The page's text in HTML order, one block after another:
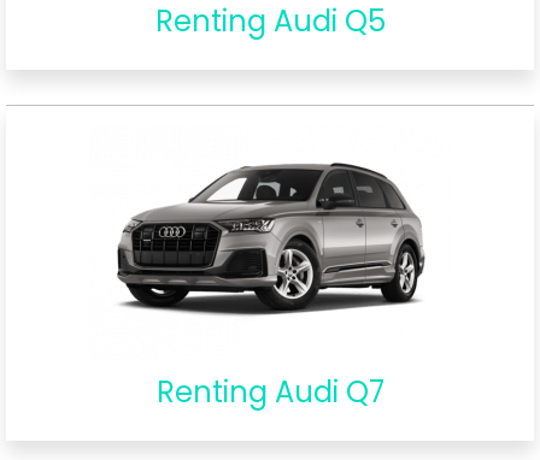
Renting Audi Q5
Renting Audi Q7